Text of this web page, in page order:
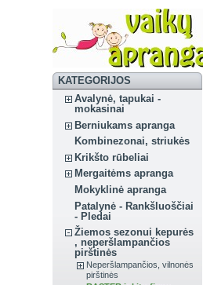
KATEGORIJOS
Avalynė, tapukai -
mokasinai
Berniukams apranga
Kombinezonai, striukės
Krikšto rūbeliai
Mergaitėms apranga
Mokyklinė apranga
Patalynė - Rankšluoščiai
- Pledai
Žiemos sezonui kepurės
, neperšlampančios
pirštinės
Neperšlampančios, vilnonės
pirštinės